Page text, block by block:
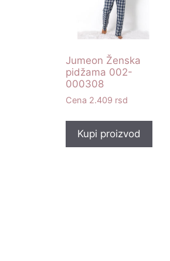
Jumeon Ženska
pidžama 002-
000308
2.409 rsd
Kupi proizvod